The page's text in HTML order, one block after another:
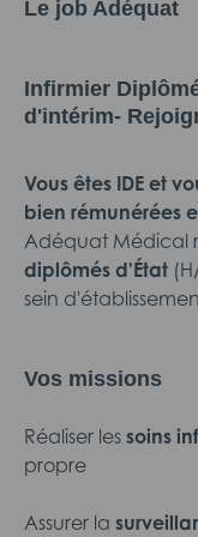
Le job Adéquat
Infirmier
d'intérim-
Vous êtes IDE et
bien rémunérées
Adéquat Médical
diplômés d'État
sein
Vos missions
Réaliser les soins
propre
Assurer la